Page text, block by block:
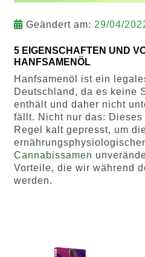
Geändert am: 29/04/
5 EIGENSCHAFTEN UND
HANFSAMENÖL
Hanfsamenöl ist ein
Deutschland, da es keine
enthält und daher nicht
fällt. Nicht nur das:
Regel kalt gepresst, um
Cannabissamen
Vorteile, die wir während
werden.